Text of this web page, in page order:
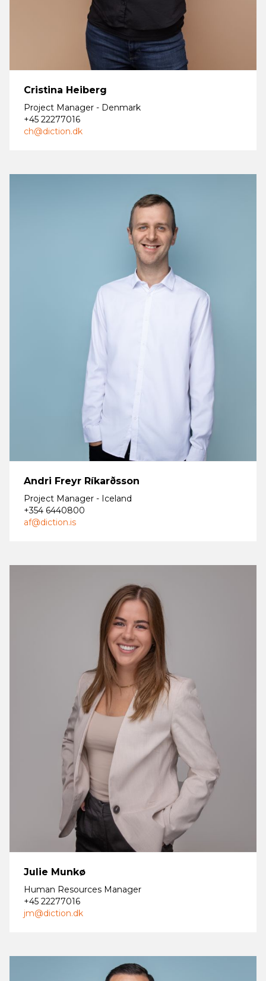
Cristina Heiberg
Project Manager - Denmark
+45 22277016
ch@diction.dk
Andri Freyr Ríkarðsson
Project Manager - Iceland
+354 6440800
af@diction.is
Julie Munkø
Human Resources Manager
+45 22277016
jm@diction.dk